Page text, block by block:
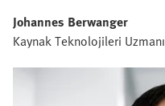
Johannes Berwanger
Kaynak Teknolojileri Uzmanı